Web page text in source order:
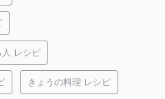
レシピ
きょうの料理 レシピ